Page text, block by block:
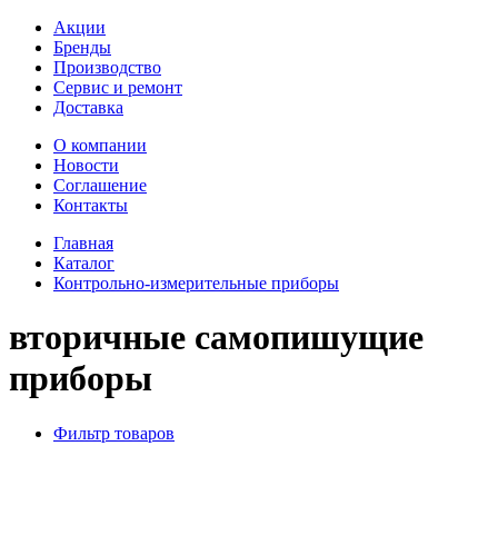
Акции
Бренды
Производство
Сервис и ремонт
Доставка
О компании
Новости
Соглашение
Контакты
Главная
Каталог
Контрольно-измерительные приборы
вторичные самопишущие
приборы
Фильтр товаров